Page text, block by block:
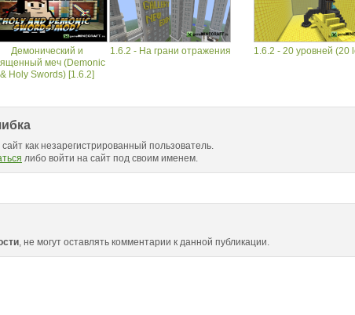
Демонический и
меч (Demonic
& Holy Swords) [1.6.2]
1.6.2 - На грани отражения 1.6.2 - 20 уровней (20
как незарегистрированный пользователь.
либо войти на сайт под своим именем.
, не могут оставлять комментарии к данной публикации.